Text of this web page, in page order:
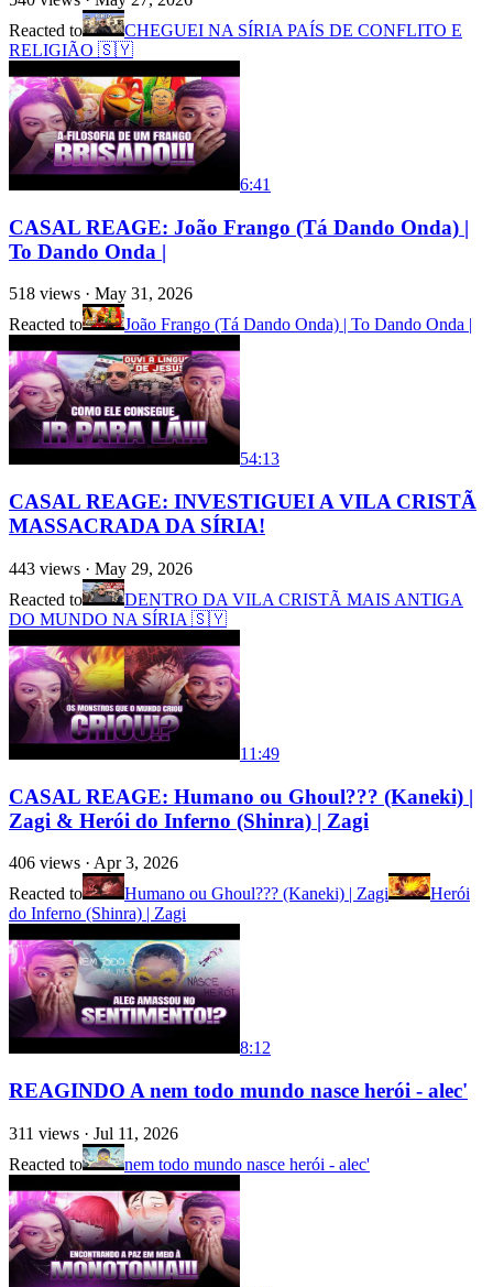
Reacted to
CHEGUEI NA SÍRIA PAÍS DE CONFLITO E
RELIGIÃO 🇸🇾
6:41
CASAL REAGE: João Frango (Tá Dando Onda) |
To Dando Onda |
518 views · May 31, 2026
Reacted to
João Frango (Tá Dando Onda) | To Dando Onda |
54:13
CASAL REAGE: INVESTIGUEI A VILA CRISTÃ
MASSACRADA DA SÍRIA!
443 views · May 29, 2026
Reacted to
DENTRO DA VILA CRISTÃ MAIS ANTIGA
DO MUNDO NA SÍRIA 🇸🇾
11:49
CASAL REAGE: Humano ou Ghoul??? (Kaneki) |
Zagi & Herói do Inferno (Shinra) | Zagi
406 views · Apr 3, 2026
Reacted to
Humano ou Ghoul??? (Kaneki) | Zagi
Herói
do Inferno (Shinra) | Zagi
8:12
REAGINDO A nem todo mundo nasce herói - alec'
311 views · Jul 11, 2026
Reacted to
nem todo mundo nasce herói - alec'